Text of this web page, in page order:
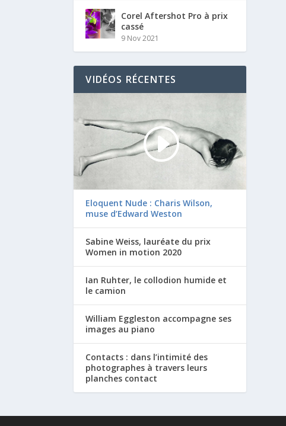
Corel Aftershot Pro à prix
cassé
9 Nov 2021
VIDÉOS RÉCENTES
Eloquent Nude : Charis Wilson,
muse d’Edward Weston
Sabine Weiss, lauréate du prix
Women in motion 2020
Ian Ruhter, le collodion humide et
le camion
William Eggleston accompagne ses
images au piano
Contacts : dans l’intimité des
photographes à travers leurs
planches contact